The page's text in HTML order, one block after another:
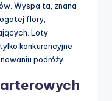
Wyspa ta, znana
flory,
Loty
konkurencyjne
podróży.